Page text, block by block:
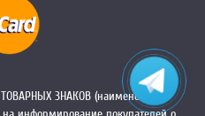
ЗНАКОВ (наименований